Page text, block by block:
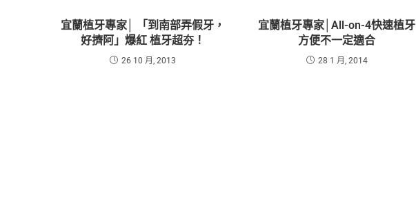
宜蘭植牙專家│ 「到南部弄假牙，
好擠阿」爆紅 植牙超夯！
26 10 月, 2013
宜蘭植牙專家│All-on-4快速植牙
方便不一定適合
28 1 月, 2014